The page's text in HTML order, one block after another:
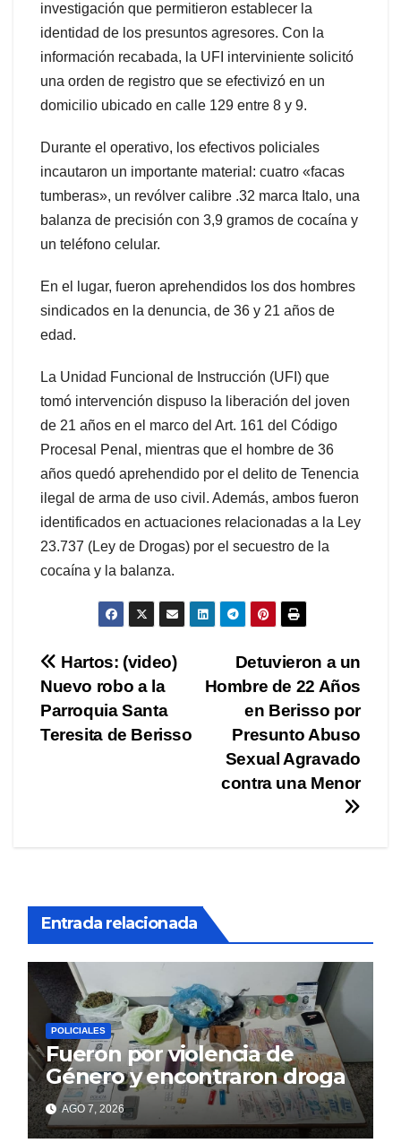
investigación que permitieron establecer la
identidad de los presuntos agresores. Con la
información recabada, la UFI interviniente solicitó
una orden de registro que se efectivizó en un
domicilio ubicado en calle 129 entre 8 y 9.
Durante el operativo, los efectivos policiales
incautaron un importante material: cuatro «facas
tumberas», un revólver calibre .32 marca Italo, una
balanza de precisión con 3,9 gramos de cocaína y
un teléfono celular.
En el lugar, fueron aprehendidos los dos hombres
sindicados en la denuncia, de 36 y 21 años de
edad.
La Unidad Funcional de Instrucción (UFI) que
tomó intervención dispuso la liberación del joven
de 21 años en el marco del Art. 161 del Código
Procesal Penal, mientras que el hombre de 36
años quedó aprehendido por el delito de Tenencia
ilegal de arma de uso civil. Además, ambos fueron
identificados en actuaciones relacionadas a la Ley
23.737 (Ley de Drogas) por el secuestro de la
cocaína y la balanza.
Navegación
de
entradas
Detuvieron a un
Hombre de 22 Años
en Berisso por
Presunto Abuso
Sexual Agravado
contra una Menor
Hartos: (video)
Nuevo robo a la
Parroquia Santa
Teresita de Berisso
Entrada relacionada
POLICIALES
Fueron por violencia de
Género y encontraron droga
AGO 7, 2026